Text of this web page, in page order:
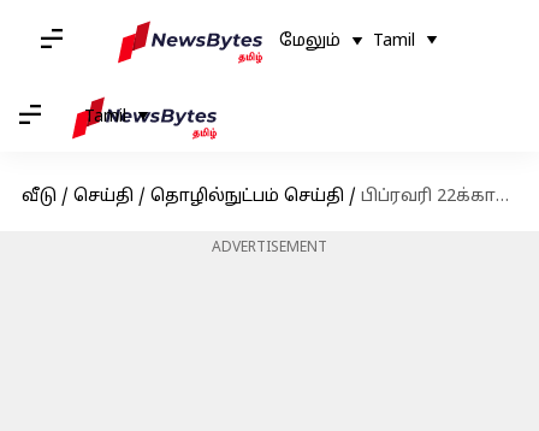
மேலும் Tamil
Tamil
வீடு / செய்தி / தொழில்நுட்பம் செய்தி / பிப்ரவரி 22க்கான Free Fire MAX இலவச குறியீடுகள் - பெறுவதற்கான வழிமுறைகள்;
ADVERTISEMENT